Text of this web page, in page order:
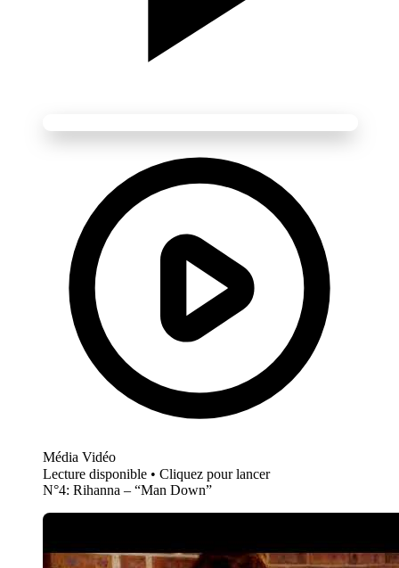
Média Vidéo
Lecture disponible • Cliquez pour lancer
N°4: Rihanna – “Man Down”